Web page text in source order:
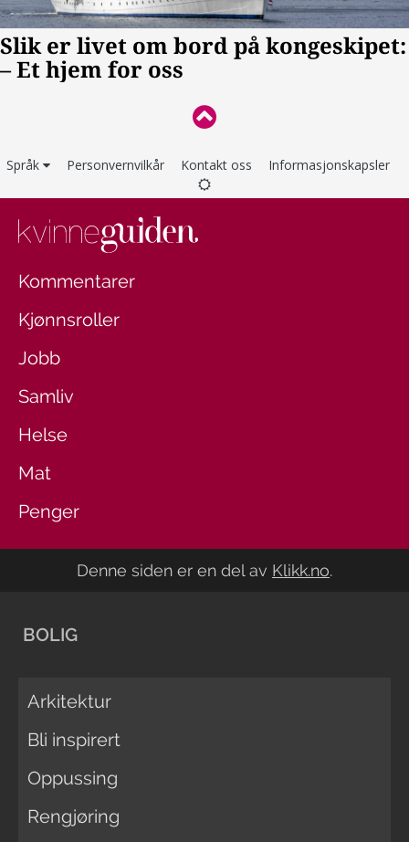
Språk Personvernvilkår Kontakt oss Informasjonskapsler
Kommentarer
Kjønnsroller
Jobb
Samliv
Helse
Mat
Penger
Denne siden er en del av Klikk.no.
BOLIG
Arkitektur
Bli inspirert
Oppussing
Rengjøring